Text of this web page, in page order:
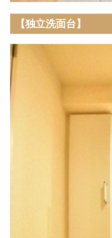
【独立洗面台】